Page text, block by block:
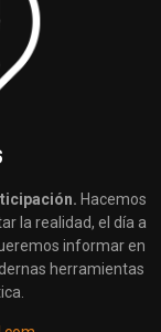
Hacemos
la realidad, el día a
informar en
herramientas